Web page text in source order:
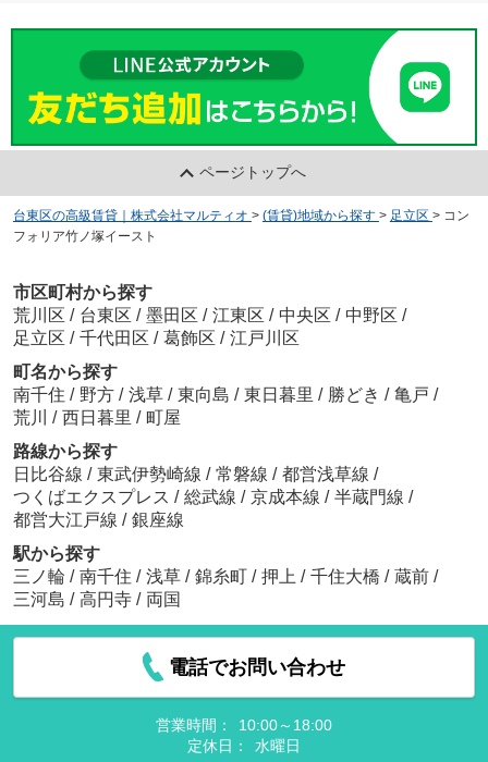
ページトップへ
台東区の高級賃貸｜株式会社マルティオ > (賃貸)地域から探す > 足立区 > コン
フォリア竹ノ塚イースト
市区町村から探す
荒川区 / 台東区 / 墨田区 / 江東区 / 中央区 / 中野区 /
足立区 / 千代田区 / 葛飾区 / 江戸川区
町名から探す
南千住 / 野方 / 浅草 / 東向島 / 東日暮里 / 勝どき / 亀戸 /
荒川 / 西日暮里 / 町屋
路線から探す
日比谷線 / 東武伊勢崎線 / 常磐線 / 都営浅草線 /
つくばエクスプレス / 総武線 / 京成本線 / 半蔵門線 /
都営大江戸線 / 銀座線
駅から探す
三ノ輪 / 南千住 / 浅草 / 錦糸町 / 押上 / 千住大橋 / 蔵前 /
三河島 / 高円寺 / 両国
電話でお問い合わせ
営業時間：
10:00～18:00
定休日：
水曜日